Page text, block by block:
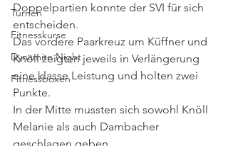
Turnen
Fitnesskurse
Dynamite Night
Fitnessboxen
Doppelpartien konnte der SVI für sich
entscheiden.
Das vordere Paarkreuz um Küffner und
Knöll zeigten jeweils in Verlängerung
eine klasse Leistung und holten zwei
Punkte.
In der Mitte mussten sich sowohl Knöll
Melanie als auch Dambacher